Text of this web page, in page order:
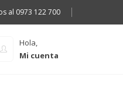
al 0973 122 700
Hola,
Mi cuenta